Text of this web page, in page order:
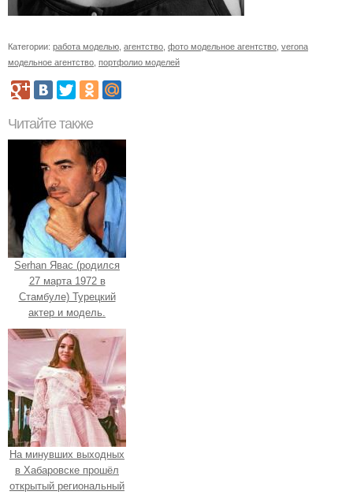
Категории: работа моделью агентство фото модельное агентство verona
модельное агентство портфолио моделей
Читайте также
Serhan Явас (родился
27 марта 1972 в
Стамбуле) Турецкий
актер и модель.
На минувших выходных
в Хабаровске прошёл
открытый региональный